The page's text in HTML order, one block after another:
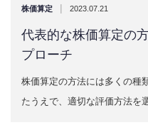
株価算定 | 2023.07.21
代表的な株価算定の
プローチ
株価算定の方法には多くの種
たうえで、適切な評価方法を